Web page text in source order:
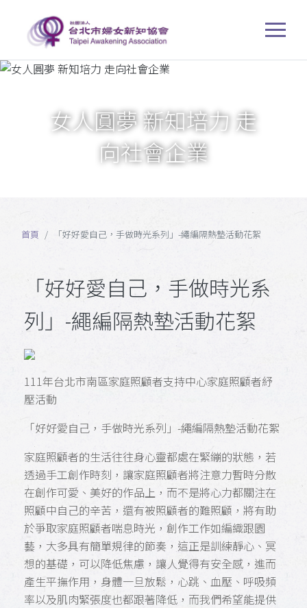
女人圓夢 新知培力 走
向社會企業
首頁 「好好愛自己，手做時光系列」-繩編隔熱墊活動花絮
「好好愛自己，手做時光系
列」-繩編隔熱墊活動花絮
111年台北市南區家庭照顧者支持中心家庭照顧者紓
壓活動
「好好愛自己，手做時光系列」-繩編隔熱墊活動花絮
家庭照顧者的生活往往身心靈都處在緊繃的狀態，若
透過手工創作時刻，讓家庭照顧者將注意力暫時分散
在創作可愛、美好的作品上，而不是將心力都關注在
照顧中自己的辛苦，還有被照顧者的難照顧，將有助
於爭取家庭照顧者喘息時光，創作工作如編織跟園
藝，大多具有簡單規律的節奏，這正是訓練靜心、冥
想的基礎，可以降低焦慮，讓人覺得有安全感，進而
產生平撫作用，身體一旦放鬆，心跳、血壓、呼吸頻
率以及肌肉緊張度也都跟著降低，而我們希望能提供